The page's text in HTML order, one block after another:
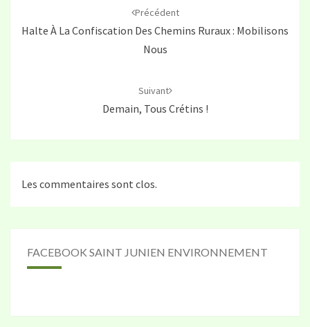
Précédent
Halte À La Confiscation Des Chemins Ruraux : Mobilisons
Nous
Suivant
Demain, Tous Crétins !
Les commentaires sont clos.
FACEBOOK SAINT JUNIEN ENVIRONNEMENT